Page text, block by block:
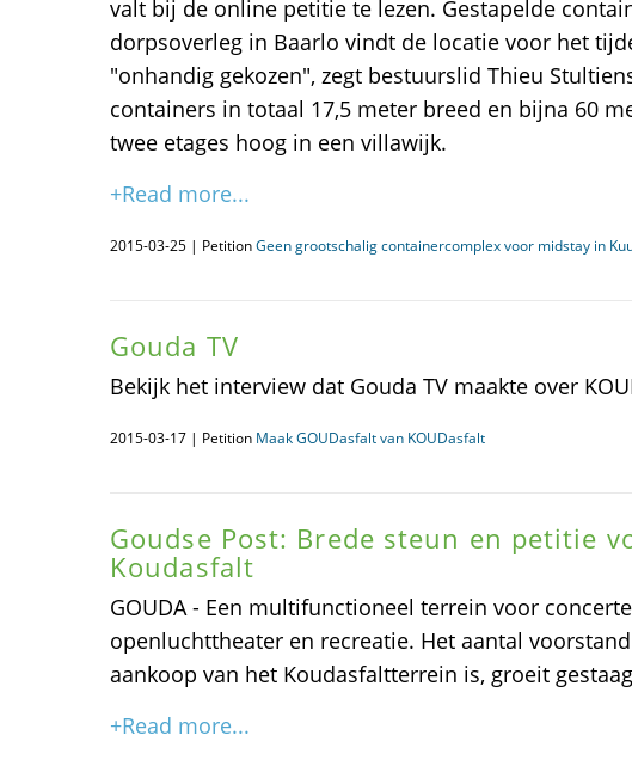
valt bij de online petitie te lezen. Gestapelde
dorpsoverleg in Baarlo vindt de locatie voor het
"onhandig gekozen", zegt bestuurslid Thieu
containers in totaal 17,5 meter breed en bijna 60
twee etages hoog in een villawijk.
+Read more...
2015-03-25 | PetitionGeen grootschalig containercomplex voor midstay in
Gouda TV
Bekijk het interview dat Gouda TV maakte over
2015-03-17 | Petition Maak GOUDasfalt van KOUDasfalt
Goudse Post: Brede steun en petitie
Koudasfalt
GOUDA - Een multifunctioneel terrein voor
openluchttheater en recreatie. Het aantal
aankoop van het Koudasfaltterrein is, groeit
+Read more...